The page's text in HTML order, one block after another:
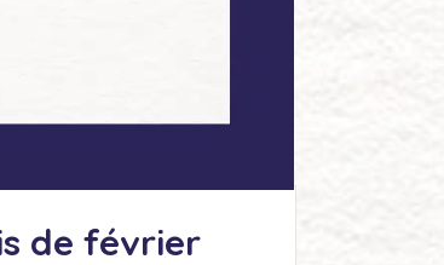
de février